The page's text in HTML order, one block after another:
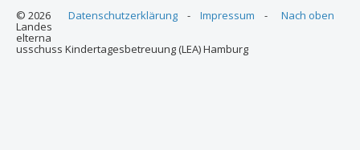
Nach oben
Datenschutzerklärung - Impressum -
© 2026
Landes
elterna
usschuss Kindertagesbetreuung (LEA) Hamburg